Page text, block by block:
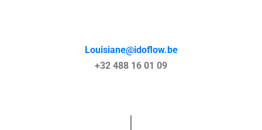
Louisiane@idoflow.be
+32 488 16 01 09